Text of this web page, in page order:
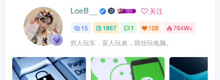
LoeB__ 关注
15 1867 1 128 764W+
穷人玩车，富人玩表，屌丝玩电脑。